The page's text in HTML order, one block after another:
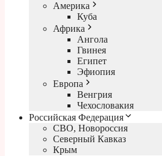
Америка
Куба
Африка
Ангола
Гвинея
Египет
Эфиопия
Европа
Венгрия
Чехословакия
Российская Федерация
СВО, Новороссия
Северный Кавказ
Крым